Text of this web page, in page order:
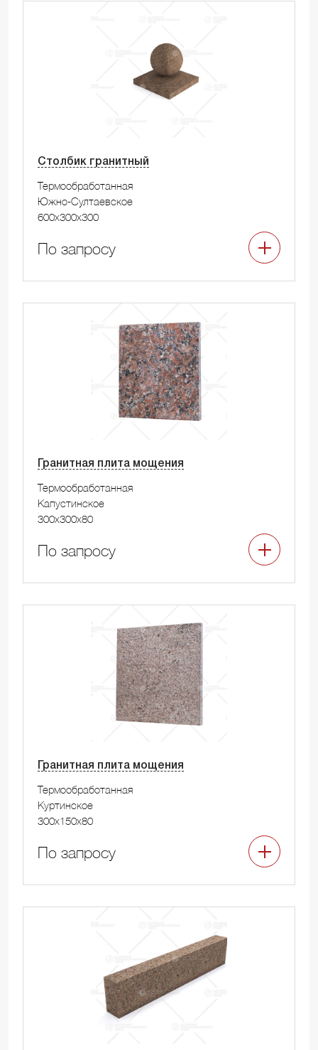
Столбик гранитный
Термообработанная
Южно-Султаевское
600x300x300
По запросу
Гранитная плита мощения
Термообработанная
Капустинское
300x300x80
По запросу
Гранитная плита мощения
Термообработанная
Куртинское
300x150x80
По запросу